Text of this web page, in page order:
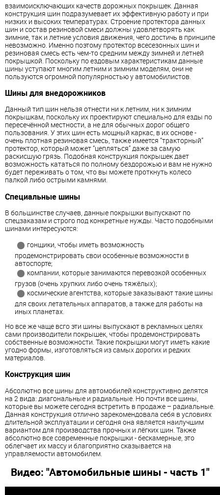
взаимоисключающих качеств дорожных покрышек. Данная
конструкция шин подразумевает их эффективную работу и при
низких и высоких температурах. Строение протектора данных
шин и состав резиновой смеси должны удовлетворять как
зимние, так и летние условия движения, чего достичь в принципе
невозможно. Именно поэтому протектор всесезонных шин и
резиновая смесь есть чем-то средним между зимней и летней
покрышкой. Поскольку по ездовым характеристикам данные
шины уступают многим летним и зимним моделям, они не
пользуются огромной популярностью у автомобилистов.
Шины для внедорожников
Данный тип шин нельзя отнести ни к летним, ни к зимним
покрышкам, поскольку их проектируют специально для езды по
пересечённой местности, а не для обычных дорог общего
пользования. У этих шин есть мощный каркас, в их основе -
очень плотная резиновая смесь, также имеется “тракторный”
протектор, который может “цепляться” даже за самую
раскисшую грязь. Подобная конструкция покрышек дает
возможность кататься по полному бездорожью и вам не нужно
будет переживать о том, что вы можете проткнуть колесо
палкой либо острыми камнями.
Специальные шины
В большинстве случаев, данные покрышки выпускают по
спецзаказам и строго под конкретные нужды. Часто подобными
шинами интересуются:
гонщики, чтобы иметь возможность
продемонстрировать свои особенные возможности в
автоспорте;
компании, которые занимаются перевозкой особенных
грузов (очень хрупких либо очень тяжёлых);
космические агентства, которые заказывают такие шины
для своих летательных аппаратов, а также для работы на
иных планетах.
Но все же чаще всго эти шины выпускают в рекламных целях
сами производители покрышек, чтобы продемонстрировать
собственные возможности. Такие покрышки могут иметь какие
угодно формы, изготовляться из самых дорогих и редких
материалов.
Конструкция шин
Абсолютно все шины для автомобилей конструктивно делятся
на 2 вида: диагональные и радиальные. Но почти все шины,
которые вы можете сегодня встретить в продаже – радиальные.
Данная конструкция отлично зарекомендовала себя в условиях
длительной эксплуатации и сегодня она является наилучшим
вариантом для производства прочных и лёгких шин. Также
абсолютно все современные покрышки - бескамерные, это
облегчает их массу и благоприятно сказывается на
управляемости автомобилем.
Видео: "Автомобильные шины - часть 1"